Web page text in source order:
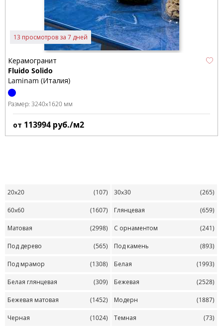
13 просмотров за 7 дней
Керамогранит
Fluido Solido
Laminam (Италия)
Размер: 3240x1620 мм
от 113994 руб./м2
20x20 (107) 30x30 (265)
60x60 (1607) Глянцевая (659)
Матовая (2998) С орнаментом (241)
Под дерево (565) Под камень (893)
Под мрамор (1308) Белая (1993)
Белая глянцевая (309) Бежевая (2528)
Бежевая матовая (1452) Модерн (1887)
Черная (1024) Темная (73)